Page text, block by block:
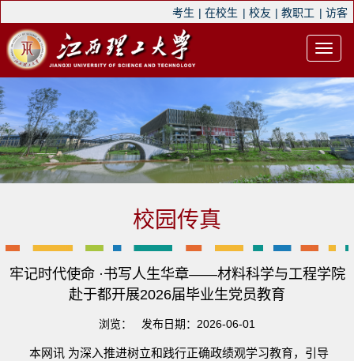
考生 | 在校生 | 校友 | 教职工 | 访客
校园传真
牢记时代使命 ·书写人生华章——材料科学与工程学院
赴于都开展2026届毕业生党员教育
浏览： 发布日期：2026-06-01
本网讯 为深入推进树立和践行正确政绩观学习教育，引导